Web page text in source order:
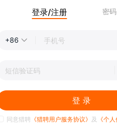
登录/注册 密
+86
登 录
同意猎聘 《猎聘用户服务协议》 及 《个